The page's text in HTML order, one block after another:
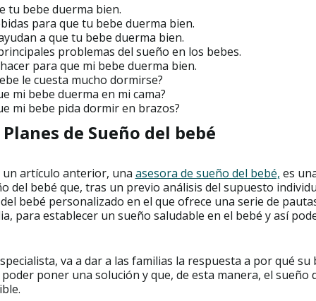
tu bebe duerma bien.
para que tu bebe duerma bien.
a que tu bebe duerma bien.
problemas del sueño en los bebes.
para que mi bebe duerma bien.
le cuesta mucho dormirse?
mi bebe duerma en mi cama?
mi bebe pida dormir en brazos?
de Sueño del bebé
un artículo anterior, una asesora de sueño del bebé, es
del bebé que, tras un previo análisis del supuesto
bebé personalizado en el que ofrece una serie de
para establecer un sueño saludable en el bebé y así
va a dar a las familias la respuesta a por qué su
poner una solución y que, de esta manera, el sueño